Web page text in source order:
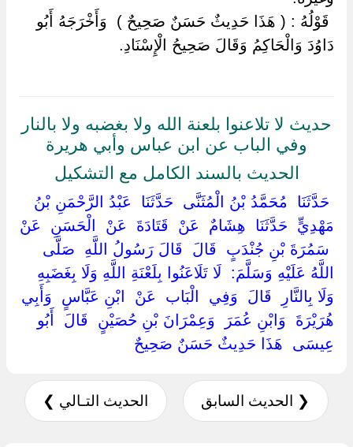
‏ ‏قَوْلُهُ : ( هَذَا حَدِيثٌ حَسَنٌ صَحِيحٌ ) ‏ ‏وَأَخْرَجَهُ أَبُو
دَاوُدَ وَالْحَاكِمُ وَقَالَ صَحِيحُ الْإِسْنَادِ.
حديث لا تلاعنوا بلعنة الله ولا بغضبه ولا بالنار
وفي الباب عن ابن عباس وأبي هريرة
الحديث بالسند الكامل مع التشكيل
‏ ‏حَدَّثَنَا ‏ ‏مُحَمَّدُ بْنُ الْمُثَنَّى ‏ ‏حَدَّثَنَا ‏ ‏عَبْدُ الرَّحْمَنِ بْنُ
مَهْدِيٍّ ‏ ‏حَدَّثَنَا ‏ ‏هِشَامٌ ‏ ‏عَنْ ‏ ‏قَتَادَةَ ‏ ‏عَنْ ‏ ‏الْحَسَنِ ‏ ‏عَنْ
‏ ‏سَمُرَةَ بْنِ جُنْدَبٍ ‏ ‏قَالَ ‏ ‏قَالَ رَسُولُ اللَّهِ ‏ ‏صَلَّى
اللَّهُ عَلَيْهِ وَسَلَّمَ: ‏ ‏لَا تَلَاعَنُوا بِلَعْنَةِ اللَّهِ وَلَا بِغَضَبِهِ
وَلَا بِالنَّارِ ‏ ‏قَالَ ‏ ‏وَفِي ‏ ‏الْبَاب ‏ ‏عَنْ ‏ ‏ابْنِ عَبَّاسٍ ‏ ‏وَأَبِي
هُرَيْرَةَ ‏ ‏وَابْنِ عُمَرَ ‏ ‏وَعِمْرَانَ بْنِ حُصَيْنٍ ‏ ‏قَالَ ‏ ‏أَبُو
عِيسَى ‏ ‏هَذَا حَدِيثٌ حَسَنٌ صَحِيحٌ ‏
❮ الحديث السابق الحديث التـالي ❯